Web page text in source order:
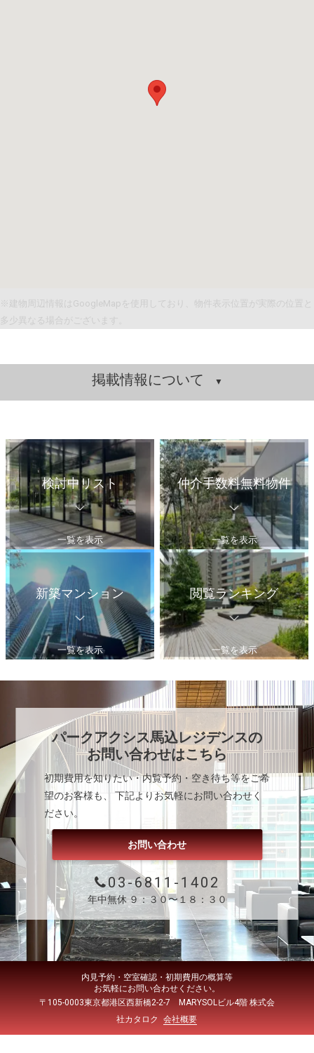
※建物周辺情報はGoogleMapを使用しており、物件表示位置が実際の位置と
多少異なる場合がございます。
掲載情報について
検討中リスト
一覧を表示
仲介手数料無料物件
一覧を表示
新築マンション
一覧を表示
閲覧ランキング
一覧を表示
パークアクシス馬込レジデンスの
お問い合わせはこちら
初期費用を知りたい・内覧予約・空き待ち等をご希
望のお客様も、 下記よりお気軽にお問い合わせく
ださい。
お問い合わせ
03-6811-1402
年中無休 ９：３０〜１８：３０
内見予約・空室確認・初期費用の概算等
お気軽にお問い合わせください。
〒105-0003東京都港区西新橋2-2-7 MARYSOLビル4階 株式会
社カタロク
会社概要